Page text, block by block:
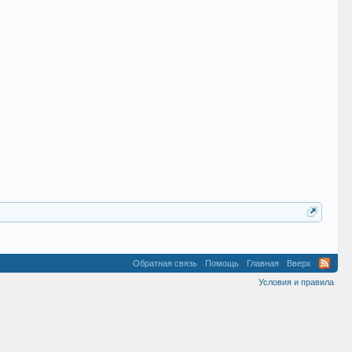
Обратная связь Помощь Главная
Вверх
Условия и правила